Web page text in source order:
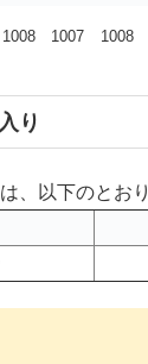
1008 1007 1008
り
、以下のとおり